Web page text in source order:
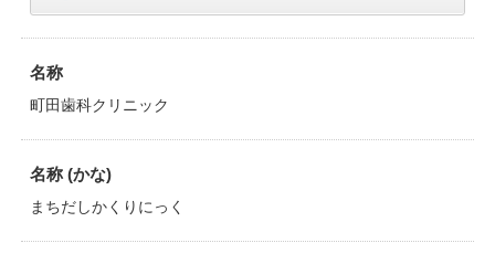
名称
町田歯科クリニック
名称 (かな)
まちだしかくりにっく